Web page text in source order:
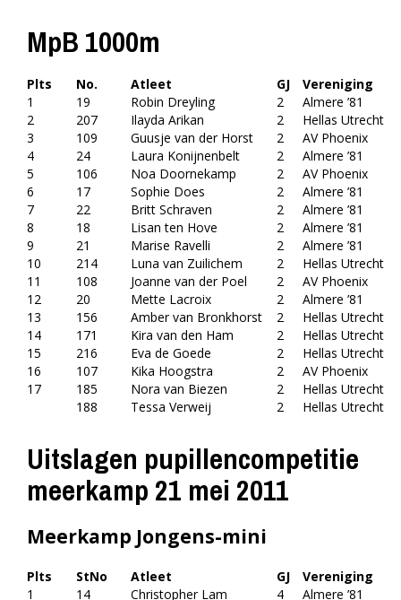
MpB 1000m
Plts No. Atleet GJ
Vereniging
1
19 Robin Dreyling 2
Almere ’81
2
207 Ilayda Arikan 2
Hellas Utrecht
3
109 Guusje van der Horst 2
AV Phoenix
4
24 Laura Konijnenbelt 2
Almere ’81
5
106 Noa Doornekamp 2
AV Phoenix
6
17 Sophie Does 2
Almere ’81
7
22 Britt Schraven 2
Almere ’81
8
18 Lisan ten Hove 2
Almere ’81
9
21 Marise Ravelli 2
Almere ’81
10
214 Luna van Zuilichem 2
Hellas Utrecht
11
108 Joanne van der Poel 2
AV Phoenix
12
20 Mette Lacroix 2
Almere ’81
13
156 Amber van Bronkhorst 2
Hellas Utrecht
14
171 Kira van den Ham 2
Hellas Utrecht
15
216 Eva de Goede 2
Hellas Utrecht
16
107 Kika Hoogstra 2
AV Phoenix
17
185 Nora van Biezen 2
Hellas Utrecht
188
Tessa Verweij 2 Hellas Utrecht
Uitslagen pupillencompetitie
meerkamp 21 mei 2011
Meerkamp Jongens-mini
Plts StNo Atleet GJ
Vereniging
1
14 Christopher Lam 4 Almere ’81